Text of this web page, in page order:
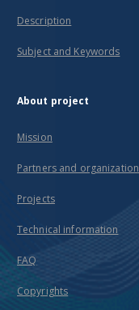
Description
Subject and Keywords
About project
Mission
Partners and organization
Projects
Technical information
FAQ
Copyrights